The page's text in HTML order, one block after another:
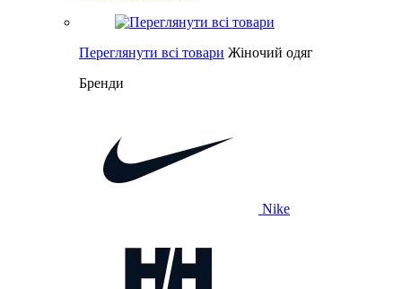
Переглянути всі товари Жіночий одяг
Бренди
Nike